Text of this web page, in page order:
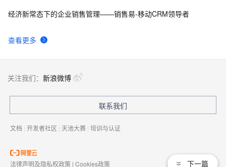
查看更多
经济新常态下的企业销售管理——销售易-移动CRM领导者
下一篇
关注我们： 新浪微博
联系我们
文档 | 开发者社区 | 天池大赛 | 培训与认证
法律声明及隐私权政策 | Cookies政策